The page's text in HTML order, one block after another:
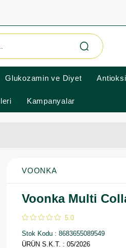
Glukozamin ve Diyet
Kampanyalar
VOONKA
Voonka Multi
5.0
Stok Kodu
8683655089549
ÜRÜN S.K.T. : 05/2026